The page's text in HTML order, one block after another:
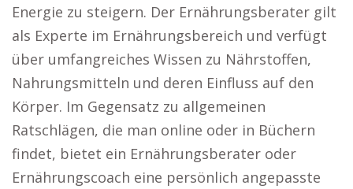
Energie zu steigern. Der Ernährungsberater gilt
als Experte im Ernährungsbereich und verfügt
über umfangreiches Wissen zu Nährstoffen,
Nahrungsmitteln und deren Einfluss auf den
Körper. Im Gegensatz zu allgemeinen
Ratschlägen, die man online oder in Büchern
findet, bietet ein Ernährungsberater oder
Ernährungscoach eine persönlich angepasste